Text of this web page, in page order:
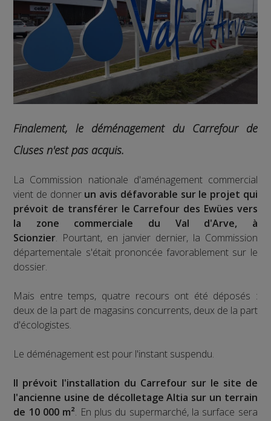
Finalement, le déménagement du Carrefour de
Cluses n'est pas acquis.
La Commission nationale d'aménagement commercial
vient de donner un avis défavorable sur le projet qui
prévoit de transférer le Carrefour des Ewües vers
la zone commerciale du Val d'Arve, à
Scionzier. Pourtant, en janvier dernier, la Commission
départementale s'était prononcée favorablement sur le
dossier.
Mais entre temps, quatre recours ont été déposés :
deux de la part de magasins concurrents, deux de la part
d'écologistes.
Le déménagement est pour l'instant suspendu.
Il prévoit l'installation du Carrefour sur le site de
l'ancienne usine de décolletage Altia sur un terrain
de 10 000 m². En plus du supermarché, la surface sera